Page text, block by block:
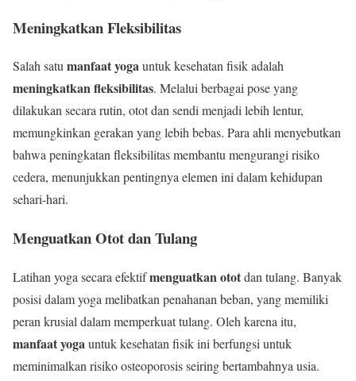
Meningkatkan Fleksibilitas
Salah satumanfaat yogauntuk kesehatan fisik adalah
meningkatkan fleksibilitas. Melalui berbagai pose yang
dilakukan secara rutin, otot dan sendi menjadi lebih lentur,
memungkinkan gerakan yang lebih bebas. Para ahli menyebutkan
bahwa peningkatan fleksibilitas membantu mengurangi risiko
cedera, menunjukkan pentingnya elemen ini dalam kehidupan
sehari-hari.
Menguatkan Otot dan Tulang
Latihan yoga secara efektifmenguatkan ototdan tulang. Banyak
posisi dalam yoga melibatkan penahanan beban, yang memiliki
peran krusial dalam memperkuat tulang. Oleh karena itu,
manfaat yogauntuk kesehatan fisik ini berfungsi untuk
meminimalkan risiko osteoporosis seiring bertambahnya usia.